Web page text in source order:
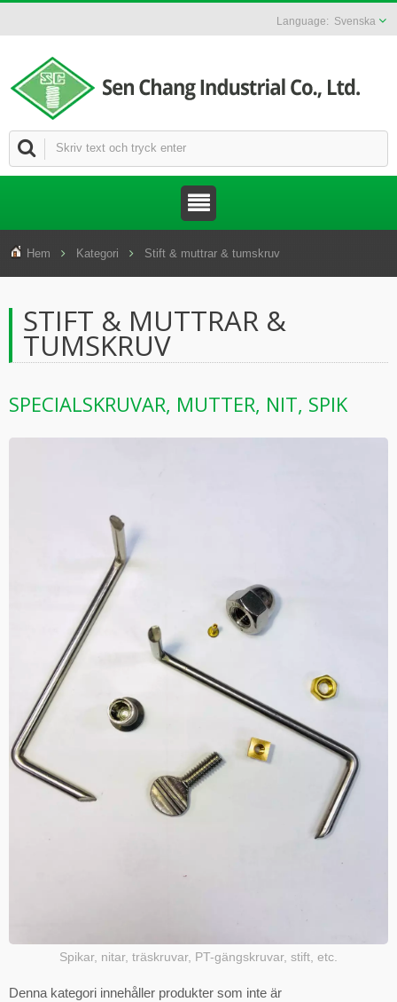
Svenska
Hem Kategori Stift & muttrar & tumskruv
STIFT & MUTTRAR &
TUMSKRUV
SPECIALSKRUVAR, MUTTER, NIT, SPIK
Spikar, nitar, träskruvar, PT-gängskruvar, stift, etc.
Denna kategori innehåller produkter som inte är